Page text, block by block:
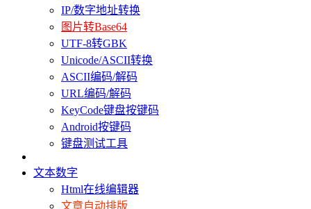
IP/数字地址转换
图片转Base64
UTF-8转GBK
Unicode/ASCII转换
ASCII编码/解码
URL编码/解码
KeyCode键盘按键码
Android按键码
键盘测试工具
文本数字
Html在线编辑器
文章自动排版